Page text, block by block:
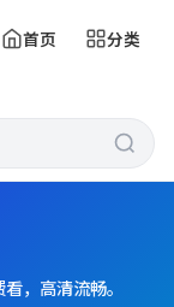
首页 分类
，高清流畅。